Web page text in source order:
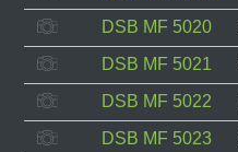
DSB MF 5020
DSB MF 5021
DSB MF 5022
DSB MF 5023